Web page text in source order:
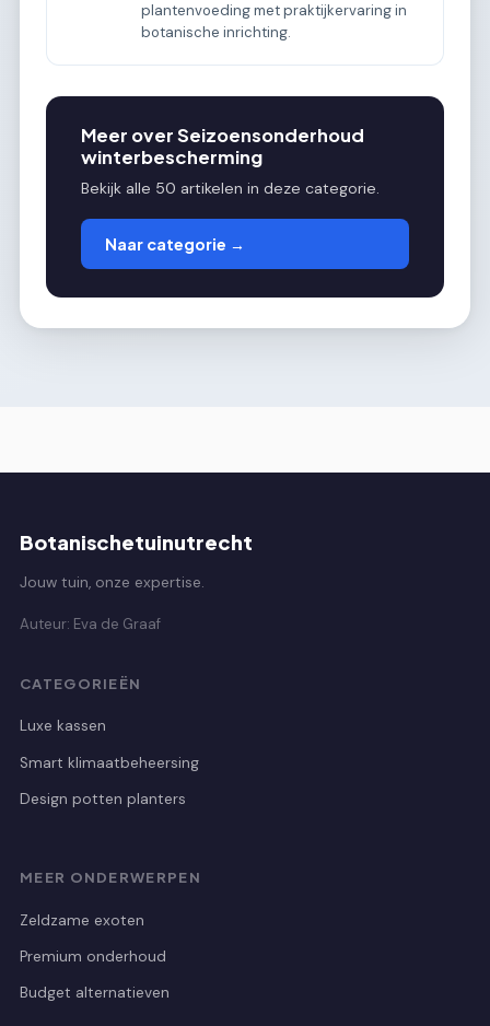
plantenvoeding met praktijkervaring in
botanische inrichting.
Meer over Seizoensonderhoud
winterbescherming
Bekijk alle 50 artikelen in deze categorie.
Naar categorie →
Botanischetuinutrecht
Jouw tuin, onze expertise.
Auteur: Eva de Graaf
CATEGORIEËN
Luxe kassen
Smart klimaatbeheersing
Design potten planters
MEER ONDERWERPEN
Zeldzame exoten
Premium onderhoud
Budget alternatieven